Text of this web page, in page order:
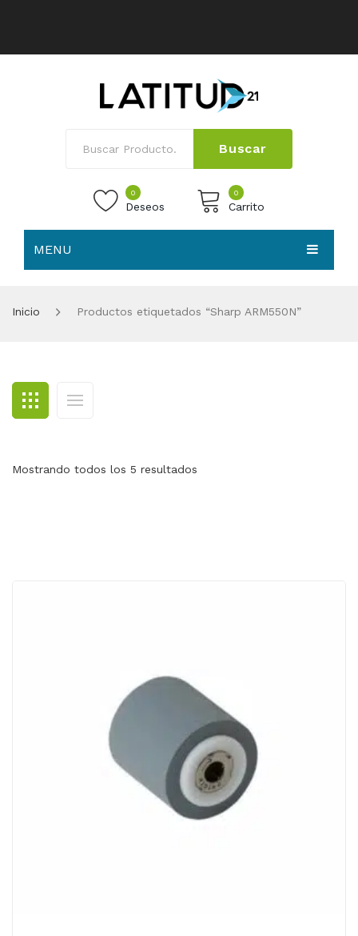
Buscar
0
Deseos
0
Carrito
MENU
BLOG
CONTACTO
Inicio Productos etiquetados “Sharp ARM550N”
Mostrando todos los 5 resultados